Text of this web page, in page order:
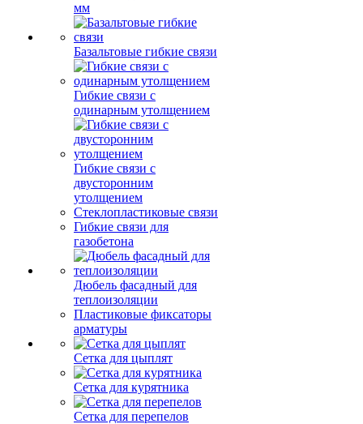
мм
Базальтовые гибкие связи
Гибкие связи с
одинарным утолщением
Гибкие связи с
двусторонним
утолщением
Стеклопластиковые связи
Гибкие связи для
газобетона
Дюбель фасадный для
теплоизоляции
Пластиковые фиксаторы
арматуры
Сетка для цыплят
Сетка для курятника
Сетка для перепелов